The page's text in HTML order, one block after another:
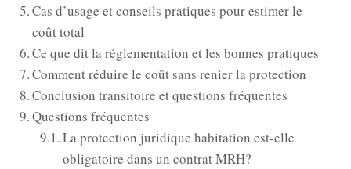
Cas d’usage et conseils pratiques pour estimer le
coût total
Ce que dit la réglementation et les bonnes pratiques
Comment réduire le coût sans renier la protection
Conclusion transitoire et questions fréquentes
Questions fréquentes
La protection juridique habitation est‑elle
obligatoire dans un contrat MRH?